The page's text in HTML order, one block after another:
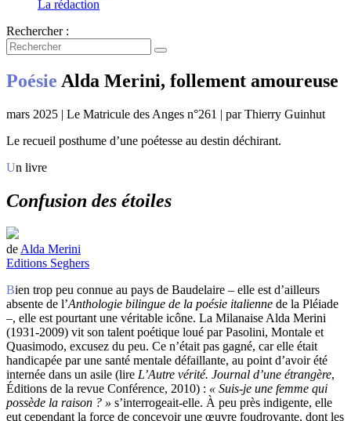
La rédaction
Rechercher :
Poésie Alda Merini, follement amoureuse
mars 2025 | Le Matricule des Anges n°261 | par Thierry Guinhut
Le recueil posthume d’une poétesse au destin déchirant.
Un livre
Confusion des étoiles
deAlda Merini
Editions Seghers
Bien trop peu connue au pays de Baudelaire – elle est d’ailleurs
absente de l’Anthologie bilingue de la poésie italienne de la Pléiade
–, elle est pourtant une véritable icône. La Milanaise Alda Merini
(1931-2009) vit son talent poétique loué par Pasolini, Montale et
Quasimodo, excusez du peu. Ce n’était pas gagné, car elle était
handicapée par une santé mentale défaillante, au point d’avoir été
internée dans un asile (lire L’Autre vérité. Journal d’une étrangère,
Éditions de la revue Conférence, 2010) : « Suis-je une femme qui
possède la raison ? » s’interrogeait-elle. À peu près indigente, elle
eut cependant la force de concevoir une œuvre foudroyante, dont les